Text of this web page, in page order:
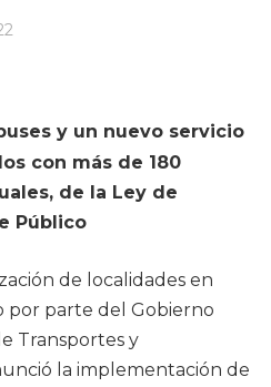
y un nuevo servicio
con más de 180
de la Ley de
Público
de localidades en
por parte del Gobierno
Transportes y
la implementación de